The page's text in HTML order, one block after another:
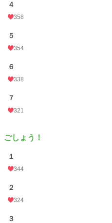
４
358
５
354
６
338
７
321
ごしょう！
１
344
２
324
３